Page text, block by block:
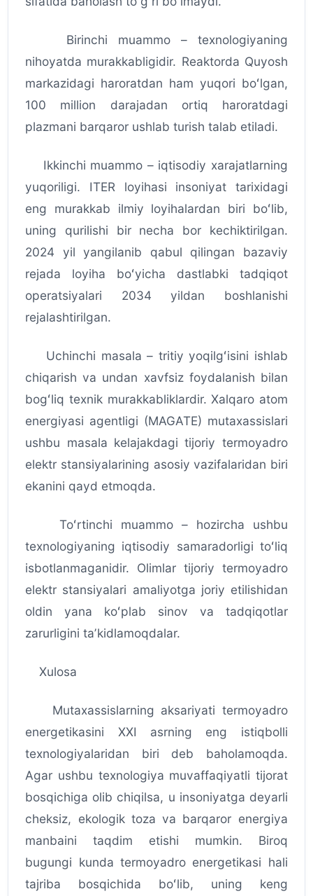
Birinchi muammo – texnologiyaning
nihoyatda murakkabligidir. Reaktorda Quyosh
markazidagi haroratdan ham yuqori boʻlgan,
100 million darajadan ortiq haroratdagi
plazmani barqaror ushlab turish talab etiladi.
Ikkinchi muammo – iqtisodiy xarajatlarning
yuqoriligi. ITER loyihasi insoniyat tarixidagi
eng murakkab ilmiy loyihalardan biri boʻlib,
uning qurilishi bir necha bor kechiktirilgan.
2024 yil yangilanib qabul qilingan bazaviy
rejada loyiha boʻyicha dastlabki tadqiqot
operatsiyalari 2034 yildan boshlanishi
rejalashtirilgan.
Uchinchi masala – tritiy yoqilgʻisini ishlab
chiqarish va undan xavfsiz foydalanish bilan
bogʻliq texnik murakkabliklardir. Xalqaro atom
energiyasi agentligi (MAGATE) mutaxassislari
ushbu masala kelajakdagi tijoriy termoyadro
elektr stansiyalarining asosiy vazifalaridan biri
ekanini qayd etmoqda.
Toʻrtinchi muammo – hozircha ushbu
texnologiyaning iqtisodiy samaradorligi toʻliq
isbotlanmaganidir. Olimlar tijoriy termoyadro
elektr stansiyalari amaliyotga joriy etilishidan
oldin yana koʻplab sinov va tadqiqotlar
zarurligini taʼkidlamoqdalar.
Xulosa
Mutaxassislarning aksariyati termoyadro
energetikasini XXI asrning eng istiqbolli
texnologiyalaridan biri deb baholamoqda.
Agar ushbu texnologiya muvaffaqiyatli tijorat
bosqichiga olib chiqilsa, u insoniyatga deyarli
cheksiz, ekologik toza va barqaror energiya
manbaini taqdim etishi mumkin. Biroq
bugungi kunda termoyadro energetikasi hali
tajriba bosqichida boʻlib, uning keng